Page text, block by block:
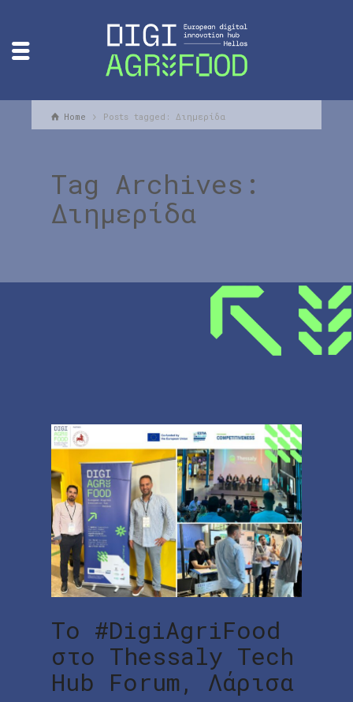
Home Posts tagged: Διημερίδα
Tag Archives:
Διημερίδα
Το #DigiAgriFood
στο Thessaly Tech
Hub Forum, Λάρισα